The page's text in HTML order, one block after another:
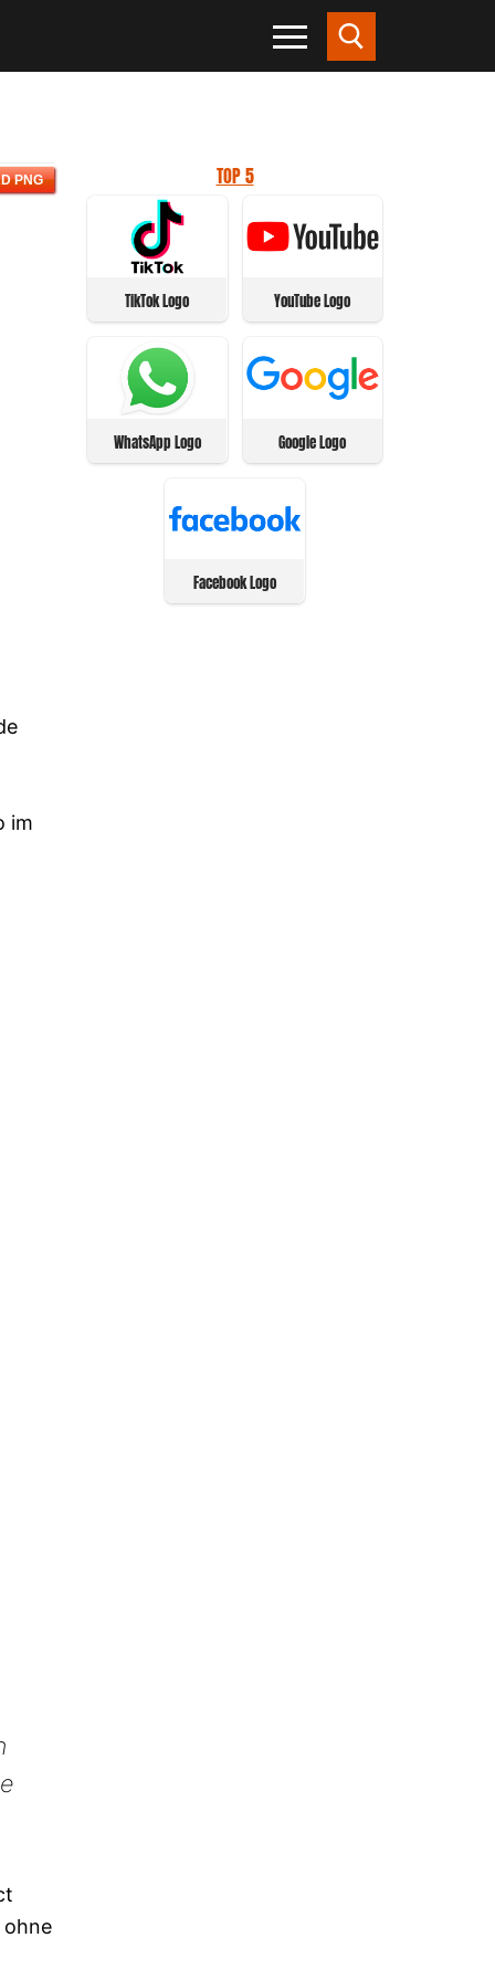
PNG
im
ohne
TOP 5
TikTok Logo YouTube Logo
WhatsApp Logo Google Logo
Facebook Logo